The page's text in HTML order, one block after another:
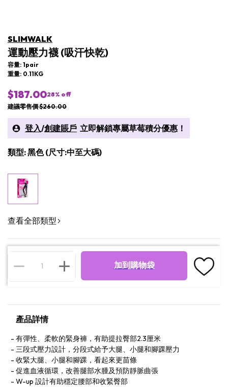
SLIMWALK
運動壓力襪 (吸汗快乾)
容量: 1pair
重量: 0.11KG
$187.0028% off
建議零售價 $260.00
登入/創建賬戶 立即解鎖專屬草莓積分優惠！
類型: 黑色 (尺寸:中至大碼)
查看全部類型
加到購物袋
產品詳情
有彈性、柔軟的緊身褲，有助提拉臀部2.3厘米
三段式壓力設計，分段式給予大腿、小腿和腳踝壓力
收緊大腿、小腿和腳踝，看起來更苗條
促進血液循環，改善腿部水腫及預防靜脈曲張
W-up 設計有助穩定腰部和收緊臀部